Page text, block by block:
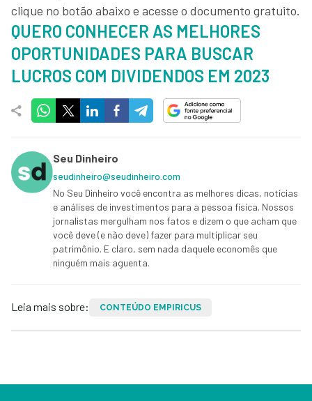
clique no botão abaixo e acesse o documento gratuito.
QUERO CONHECER AS MELHORES
OPORTUNIDADES PARA BUSCAR
LUCROS COM DIVIDENDOS EM 2023
Seu Dinheiro
seudinheiro@seudinheiro.com
No Seu Dinheiro você encontra as melhores dicas, notícias
e análises de investimentos para a pessoa física. Nossos
jornalistas mergulham nos fatos e dizem o que acham que
você deve (e não deve) fazer para multiplicar seu
patrimônio. E claro, sem nada daquele economês que
ninguém mais aguenta.
Leia mais sobre: CONTEÚDO EMPIRICUS